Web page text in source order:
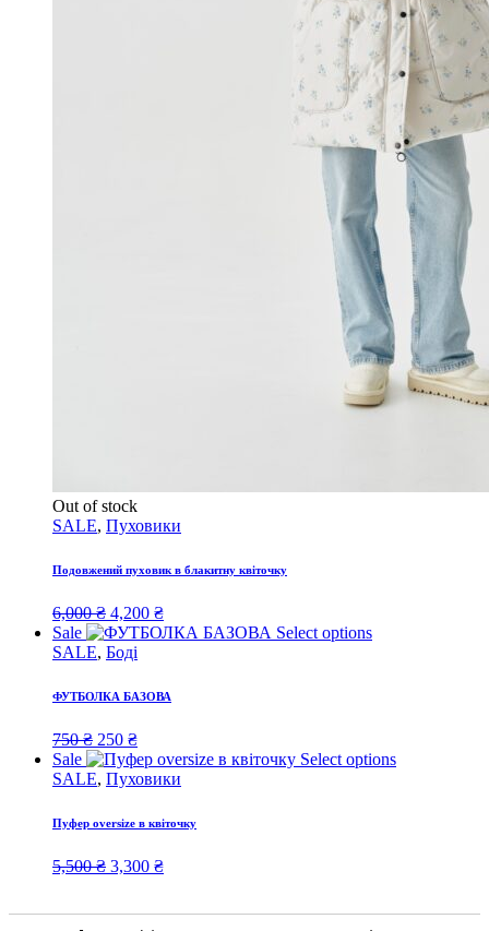
Out of stock
SALE, Пуховики
Подовжений пуховик в блакитну квіточку
6,000₴ Original
price
was:
4,200 ₴Current
price
Sale
Select options
SALE, Боді
ФУТБОЛКА БАЗОВА
750₴ Original
price
was:
250 ₴Current
price
is:
Sale
Select options
SALE, Пуховики
Пуфер oversize в квіточку
5,500₴ Original
3,300 ₴Current